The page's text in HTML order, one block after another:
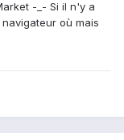
-_- Si il n'y a
où mais